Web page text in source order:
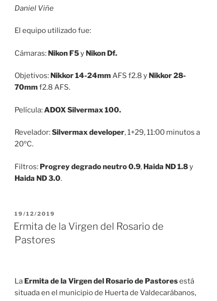
Daniel Viñe
El equipo utilizado fue:
Cámaras: Nikon F5y Nikon Df.
Objetivos: Nikkor 14-24mmAFS f2.8 y Nikkor 28-
70mmf2.8 AFS.
Película:ADOX Silvermax 100.
Revelador:Silvermax developer, 1+29, 11:00 minutos a
20ºC.
Filtros: Progrey degrado neutro 0.9, Haida ND 1.8y
Haida ND 3.0.
PUBLICADO
EL
19/12/2019
Ermita de la Virgen del Rosario de
Pastores
La Ermita de la Virgen del Rosario de Pastoresestá
situada en el municipio de Huerta de Valdecarábanos,